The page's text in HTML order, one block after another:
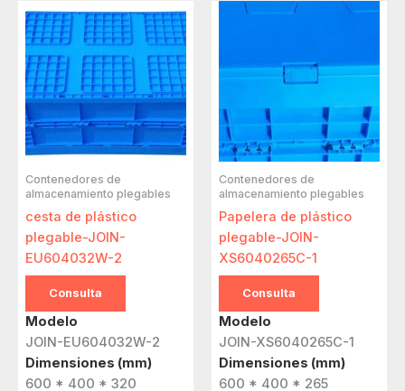
Contenedores de
almacenamiento plegables
cesta de plástico
plegable-JOIN-
EU604032W-2
Consulta
Modelo
JOIN-EU604032W-2
Dimensiones (mm)
600 * 400 * 320
Contenedores de
almacenamiento plegables
Papelera de plástico
plegable-JOIN-
XS6040265C-1
Consulta
Modelo
JOIN-XS6040265C-1
Dimensiones (mm)
600 * 400 * 265